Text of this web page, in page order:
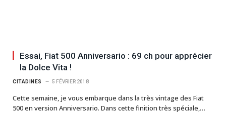
Essai, Fiat 500 Anniversario : 69 ch pour apprécier
la Dolce Vita !
CITADINES 5 FÉVRIER 2018
Cette semaine, je vous embarque dans la très vintage des Fiat
500 en version Anniversario. Dans cette finition très spéciale,…